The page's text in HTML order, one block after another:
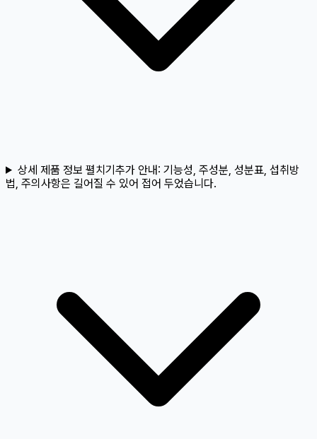
상세 제품 정보 펼치기추가 안내: 기능성, 주성분, 성분표, 섭취방
법, 주의사항은 길어질 수 있어 접어 두었습니다.